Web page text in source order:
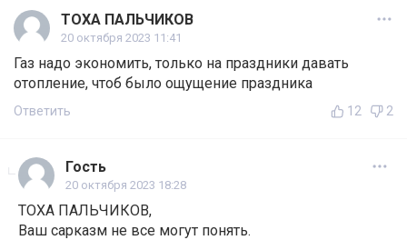
ТОХА ПАЛЬЧИКОВ
20 октября 2023 11:41
Газ надо экономить, только на праздники давать
отопление, чтоб было ощущение праздника
Ответить 12 2
Гость
20 октября 2023 18:28
ТОХА ПАЛЬЧИКОВ,
Ваш сарказм не все могут понять.